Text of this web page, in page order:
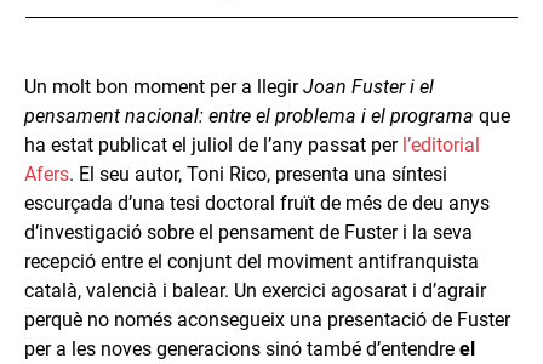
Un molt bon moment per a llegirJoan Fuster i el
pensament nacional: entre el problema i el programa que
ha estat publicat el juliol de l’any passat per l’editorial
Afers. El seu autor, Toni Rico, presenta una síntesi
escurçada d’una tesi doctoral fruït de més de deu anys
d’investigació sobre el pensament de Fuster i la seva
recepció entre el conjunt del moviment antifranquista
català, valencià i balear. Un exercici agosarat i d’agrair
perquè no només aconsegueix una presentació de Fuster
per a les noves generacions sinó també d’entendre el